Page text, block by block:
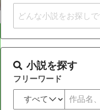
小説を探す
フリーワード